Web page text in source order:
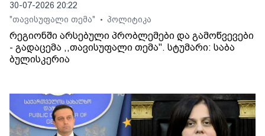
30-07-2026 20:22
"თავისუფალი თემა"
• პოლიტიკა
რეგიონში არსებული პრობლემები და გამოწვევები
- გადაცემა ,,თავისუფალი თემა". სტუმარი: საბა
ბულისკერია